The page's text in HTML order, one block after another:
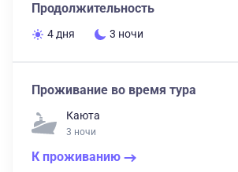
Продолжительность
4 дня 3 ночи
Проживание во время тура
Каюта
3 ночи
К проживанию